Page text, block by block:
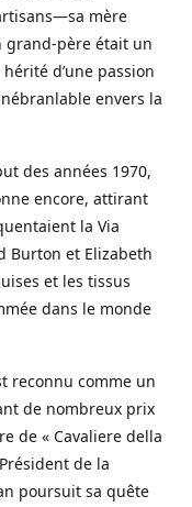
mère
grand-père était un
d’une passion
envers la
des années 1970,
encore, attirant
la Via
Burton et Elizabeth
et les tissus
dans le monde
reconnu comme un
de nombreux prix
de « Cavaliere della
de la
poursuit sa quête